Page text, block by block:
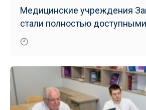
Медицинские учреждения
стали полностью
маломобильных групп